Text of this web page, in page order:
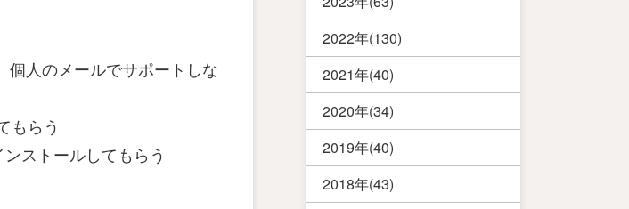
個人のメールでサポートしな
もらう
ストールしてもらう
2022年(130)
2021年(40)
2020年(34)
2019年(40)
2018年(43)